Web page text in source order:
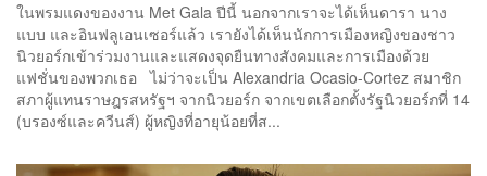
ในพรมแดงของงาน Met Gala ปีนี้ นอกจากเราจะได้เห็นดารา นาง
แบบ และอินฟลูเอนเซอร์แล้ว เรายังได้เห็นนักการเมืองหญิงของชาว
นิวยอร์กเข้าร่วมงานและแสดงจุดยืนทางสังคมและการเมืองด้วย
แฟชั่นของพวกเธอ ไม่ว่าจะเป็น Alexandria Ocasio-Cortez สมาชิก
สภาผู้แทนราษฎรสหรัฐฯ จากนิวยอร์ก จากเขตเลือกตั้งรัฐนิวยอร์กที่ 14
(บรองซ์และควีนส์) ผู้หญิงที่อายุน้อยที่ส...